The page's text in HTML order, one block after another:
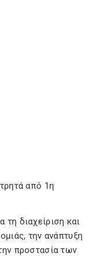
από 1η
διαχείριση και
την ανάπτυξη
προστασία των